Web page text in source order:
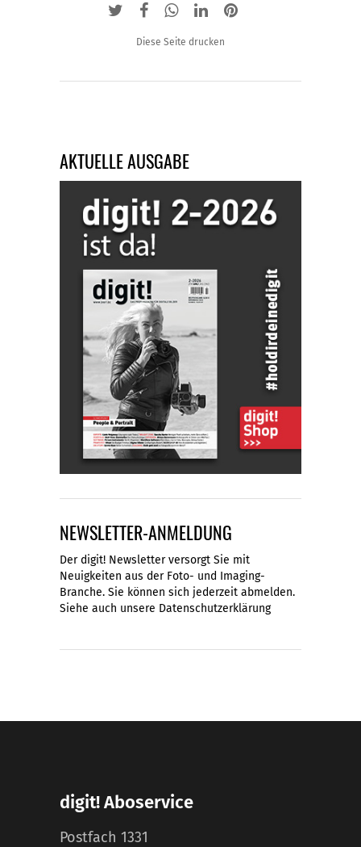
Diese Seite drucken
AKTUELLE AUSGABE
NEWSLETTER-ANMELDUNG
Der digit! Newsletter versorgt Sie mit
Neuigkeiten aus der Foto- und Imaging-
Branche. Sie können sich jederzeit abmelden.
Siehe auch unsere Datenschutzerklärung
digit! Aboservice
Postfach 1331